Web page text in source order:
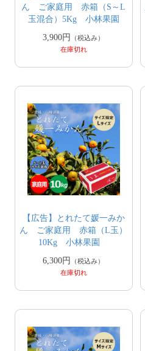
ん ご家庭用 赤箱（S～L
玉混合）5Kg 小林果園
3,900円
（税込み）
在庫切れ
【広告】とれたて媛一みか
ん ご家庭用 赤箱（L玉）
10Kg 小林果園
6,300円
（税込み）
在庫切れ